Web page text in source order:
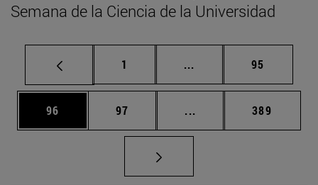
Semana de la Ciencia de la Universidad
Página
1 ... Páginas intermedias
Página
95
Página
96 Página
97 ... Páginas intermedias
Página
389